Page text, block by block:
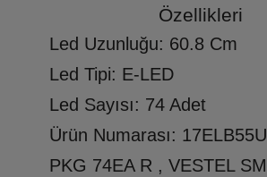
Özellikleri
Led Uzunluğu: 60.8 Cm
Led Tipi: E-LED
Led Sayısı: 74 Adet
Ürün Numarası:
PKG 74EA R , VESTEL